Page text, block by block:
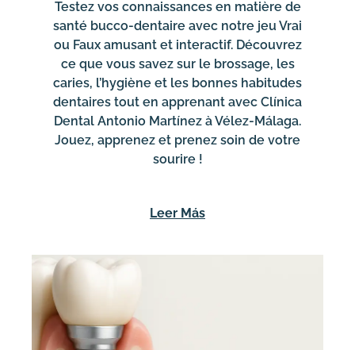
Testez vos connaissances en matière de
santé bucco-dentaire avec notre jeu Vrai
ou Faux amusant et interactif. Découvrez
ce que vous savez sur le brossage, les
caries, l’hygiène et les bonnes habitudes
dentaires tout en apprenant avec Clínica
Dental Antonio Martínez à Vélez-Málaga.
Jouez, apprenez et prenez soin de votre
sourire !
Leer Más